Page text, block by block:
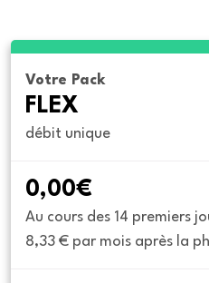
Votre Pack
FLEX
débit unique
0,00€
Au cours des 14 premiers
8,33 € par mois après la